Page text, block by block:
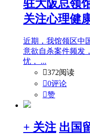
驻大阪总领
关注心理健
近期，我馆领区中
意欲自杀案件频发
忧， ...
372阅读
0评论
赞
+ 关注 出国